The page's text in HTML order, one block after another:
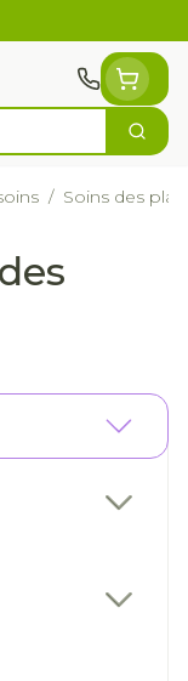
/ Soins des